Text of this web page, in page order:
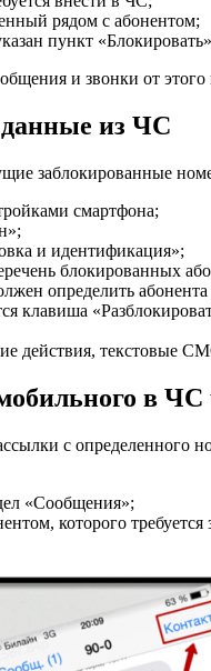
рядом с абонентом;
пункт
и звонки от
данные из ЧС
заблокированные
смартфона;
и идентификация»;
блокированных
определить абонента
клавиша
действия, текстовые
в
с определенного
«Сообщения»;
которого требуется